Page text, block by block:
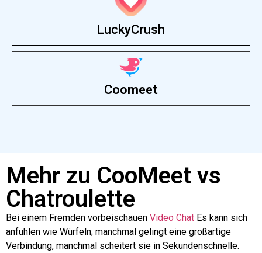
LuckyCrush
Coomeet
Mehr zu CooMeet vs
Chatroulette
Bei einem Fremden vorbeischauen Video Chat Es kann sich
anfühlen wie Würfeln; manchmal gelingt eine großartige
Verbindung, manchmal scheitert sie in Sekundenschnelle.